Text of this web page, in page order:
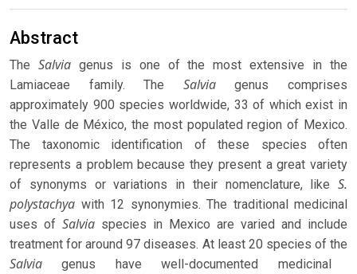
Abstract
The Salvia genus is one of the most extensive in the
Lamiaceae family. The
Salviagenus comprises
approximately 900 species worldwide, 33 of which exist in
the Valle de México, the most populated region of Mexico.
The taxonomic identification of these species often
represents a problem because they present a great variety
of synonyms or variations in their nomenclature, like S.
polystachya with 12 synonymies. The traditional medicinal
uses of Salvia species in Mexico are varied and include
treatment for around 97 diseases. At least 20 species of the
Salvia genus have well-documented medicinal